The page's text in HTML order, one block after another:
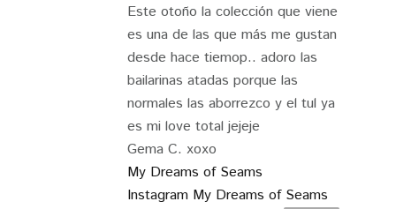
Este otoño la colección que viene
es una de las que más me gustan
desde hace tiemop.. adoro las
bailarinas atadas porque las
normales las aborrezco y el tul ya
es mi love total jejeje
Gema C. xoxo
My Dreams of Seams
Instagram My Dreams of Seams